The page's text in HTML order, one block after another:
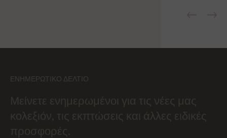
ΕΝΗΜΕΡΩΤΙΚΌ ΔΕΛΤΊΟ
Μείνετε ενημερωμένοι για τις νέες μας
κολεξιόν, τις εκπτώσεις και άλλες ειδικές
προσφορές.